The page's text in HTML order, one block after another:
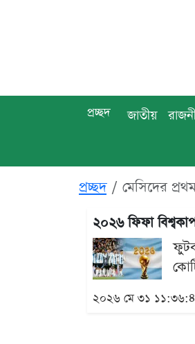
প্রচ্ছদ জাতীয়
প্রচ্ছদ মেসিদের
২০২৬ ফিফা
২০২৬ মে ৩১